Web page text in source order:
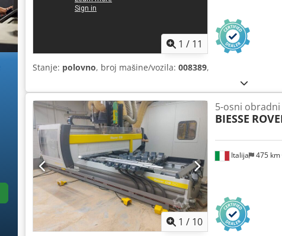
1 / 11
Stanje: polovno, broj mašine/vozila: 008389,
1 / 10
Italija 475 km
5-osni
BIESSE